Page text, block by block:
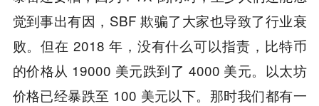
觉到事出有因，SBF 欺骗了大家也导致了行业衰
败。但在 2018 年，没有什么可以指责，比特币
的价格从 19000 美元跌到了 4000 美元。以太坊
价格已经暴跌至 100 美元以下。那时我们都有一